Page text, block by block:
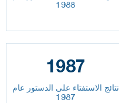
1988
1987
نتائج الاستفتاء على الدستور عام
1987